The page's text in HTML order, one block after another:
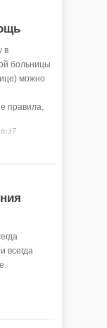
в
больницы
можно
правила,
всегда